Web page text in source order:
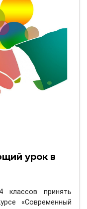
урок в
классов принять
«Современный